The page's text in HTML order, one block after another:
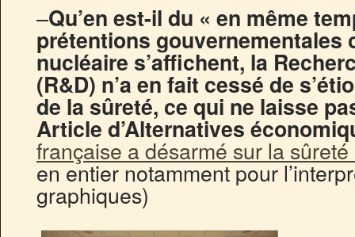
–Qu’en est-il du « en même
prétentions gouvernementales
nucléaire s’affichent, la
(R&D) n’a en fait cessé de
de la sûreté, ce qui ne laisse
Article d’Alternatives
française a désarmé sur la
en entier notamment pour
graphiques)